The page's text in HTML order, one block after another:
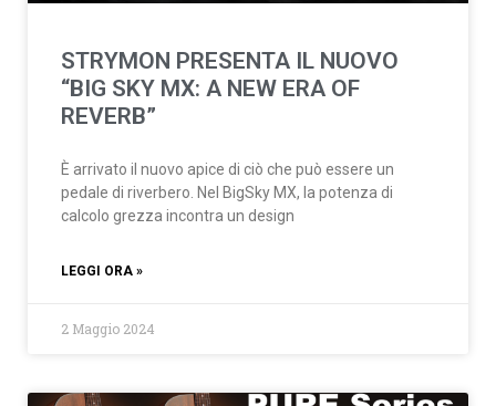
STRYMON PRESENTA IL NUOVO
“BIG SKY MX: A NEW ERA OF
REVERB”
È arrivato il nuovo apice di ciò che può essere un
pedale di riverbero. Nel BigSky MX, la potenza di
calcolo grezza incontra un design
LEGGI ORA »
2 Maggio 2024